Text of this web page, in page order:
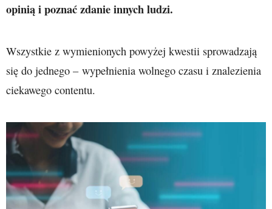
opinią i poznać zdanie innych ludzi.
Wszystkie z wymienionych powyżej kwestii sprowadzają
się do jednego – wypełnienia wolnego czasu i znalezienia
ciekawego contentu.